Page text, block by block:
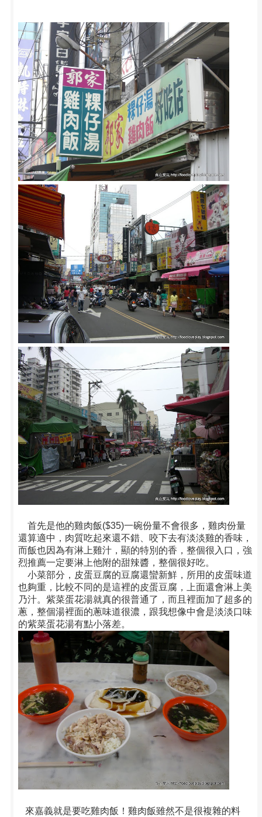
首先是他的雞肉飯($35)一碗份量不會很多，雞肉份量
還算適中，肉質吃起來還不錯、咬下去有淡淡雞的香味，
而飯也因為有淋上雞汁，顯的特別的香，整個很入口，強
烈推薦一定要淋上他附的甜辣醬，整個很好吃。
小菜部分，皮蛋豆腐的豆腐還蠻新鮮，所用的皮蛋味道
也夠重，比較不同的是這裡的皮蛋豆腐，上面還會淋上美
乃汁。紫菜蛋花湯就真的很普通了，而且裡面加了超多的
蔥，整個湯裡面的蔥味道很濃，跟我想像中會是淡淡口味
的紫菜蛋花湯有點小落差。
來嘉義就是要吃雞肉飯！雞肉飯雖然不是很複雜的料